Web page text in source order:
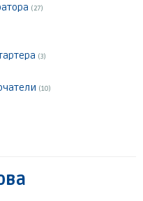
(27)
(3)
(10)